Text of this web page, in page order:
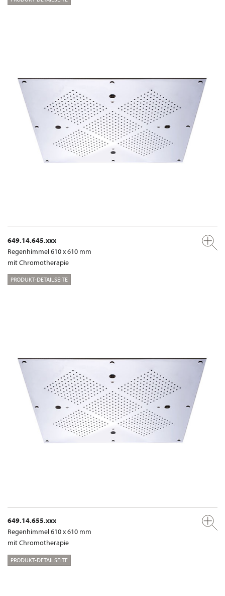
649.14.645.xxx
Regenhimmel 610 x 610 mm
mit Chromotherapie
PRODUKT-DETAILSEITE
649.14.655.xxx
Regenhimmel 610 x 610 mm
mit Chromotherapie
PRODUKT-DETAILSEITE